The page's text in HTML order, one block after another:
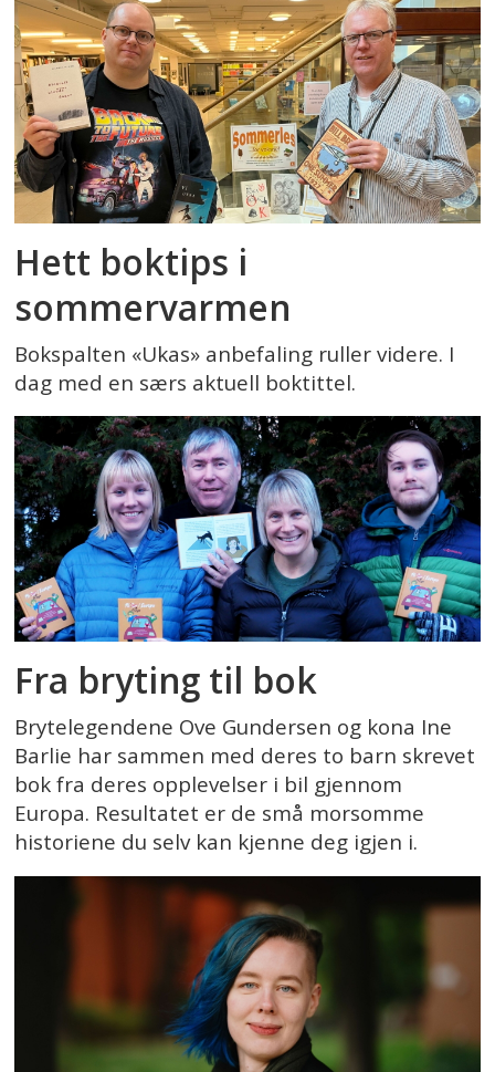
Hett boktips i
sommervarmen
Bokspalten «Ukas» anbefaling ruller videre. I
dag med en særs aktuell boktittel.
Fra bryting til bok
Brytelegendene Ove Gundersen og kona Ine
Barlie har sammen med deres to barn skrevet
bok fra deres opplevelser i bil gjennom
Europa. Resultatet er de små morsomme
historiene du selv kan kjenne deg igjen i.